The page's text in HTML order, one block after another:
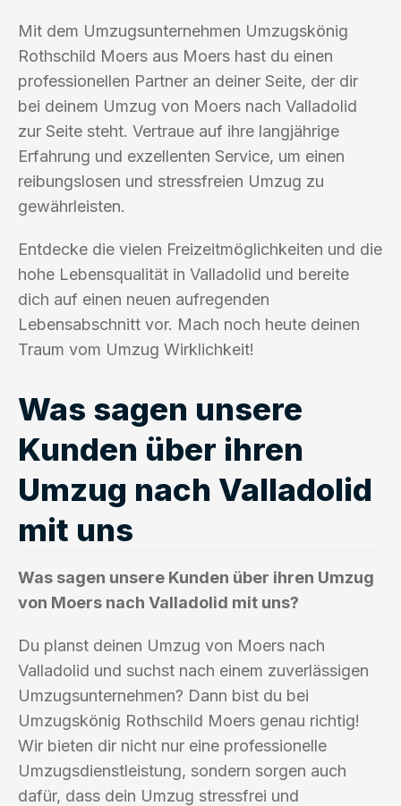
Mit dem Umzugsunternehmen Umzugskönig
Rothschild Moers aus Moers hast du einen
professionellen Partner an deiner Seite, der dir
bei deinem Umzug von Moers nach Valladolid
zur Seite steht. Vertraue auf ihre langjährige
Erfahrung und exzellenten Service, um einen
reibungslosen und stressfreien Umzug zu
gewährleisten.
Entdecke die vielen Freizeitmöglichkeiten und die
hohe Lebensqualität in Valladolid und bereite
dich auf einen neuen aufregenden
Lebensabschnitt vor. Mach noch heute deinen
Traum vom Umzug Wirklichkeit!
Was sagen unsere
Kunden über ihren
Umzug nach Valladolid
mit uns
Was sagen unsere Kunden über ihren Umzug
von Moers nach Valladolid mit uns?
Du planst deinen Umzug von Moers nach
Valladolid und suchst nach einem zuverlässigen
Umzugsunternehmen? Dann bist du bei
Umzugskönig Rothschild Moers genau richtig!
Wir bieten dir nicht nur eine professionelle
Umzugsdienstleistung, sondern sorgen auch
dafür, dass dein Umzug stressfrei und